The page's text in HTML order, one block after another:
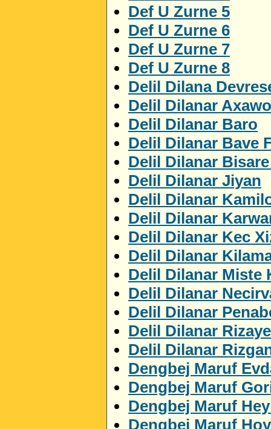
Def U Zurne 5
Def U Zurne 6
Def U Zurne 7
Def U Zurne 8
Delil Dilana
Delil Dilanar
Delil Dilanar Baro
Delil Dilanar Bave
Delil Dilanar
Delil Dilanar Jiyan
Delil Dilanar
Delil Dilanar
Delil Dilanar Kec
Delil Dilanar
Delil Dilanar Miste
Delil Dilanar
Delil Dilanar
Delil Dilanar
Delil Dilanar
Dengbej Maruf
Dengbej Maruf
Dengbej Maruf
Dengbej Maruf